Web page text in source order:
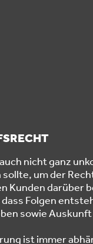
nicht ganz
um der
Kunden darüber
Folgen
sowie
ist immer